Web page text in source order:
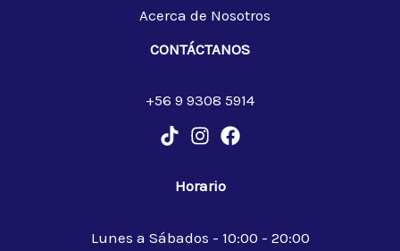
Acerca de Nosotros
CONTÁCTANOS
+56 9 9308 5914
Horario
Lunes a Sábados - 10:00 - 20:00